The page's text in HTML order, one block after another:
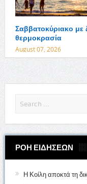
Σαββατοκύριακο με
θερμοκρασία
August 07, 2026
ΡΟΗ ΕΙΔΗΣΕΩΝ
Η Κοίλη αποκτά τη